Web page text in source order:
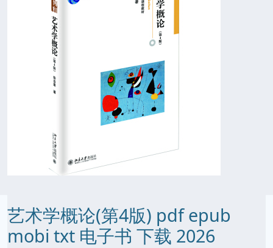
艺术学概论(第4版) pdf epub
mobi txt 电子书 下载 2026